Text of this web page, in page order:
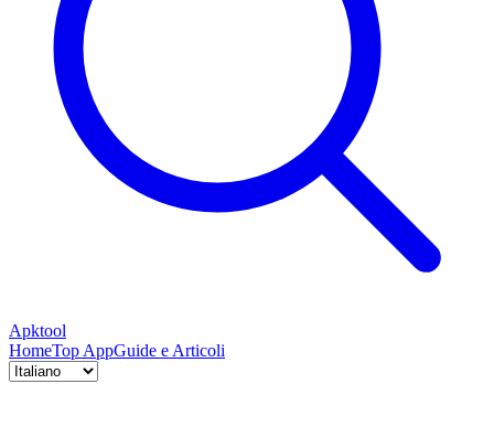
Apktool
HomeTop AppGuide e Articoli